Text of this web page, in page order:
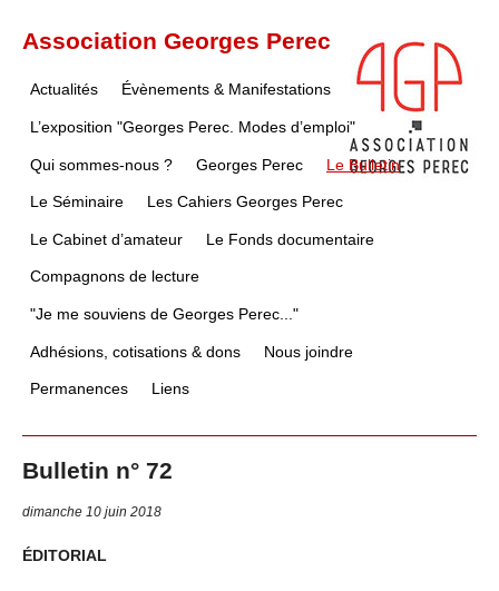
Association Georges Perec
Actualités Évènements & Manifestations
L’exposition "Georges Perec. Modes d’emploi"
Qui sommes-nous ? Georges Perec Le Bulletin
Le Séminaire Les Cahiers Georges Perec
Le Cabinet d’amateur Le Fonds documentaire
Compagnons de lecture
"Je me souviens de Georges Perec..."
Adhésions, cotisations & dons Nous joindre
Permanences Liens
Bulletin n° 72
dimanche 10 juin 2018
ÉDITORIAL